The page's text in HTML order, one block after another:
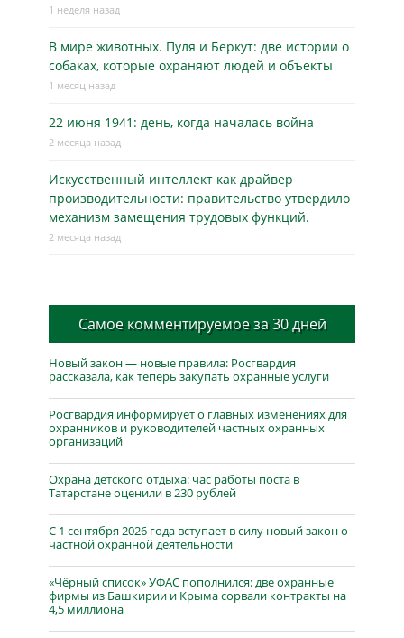
1 неделя назад
В мире животных. Пуля и Беркут: две истории о
собаках, которые охраняют людей и объекты
1 месяц назад
22 июня 1941: день, когда началась война
2 месяца назад
Искусственный интеллект как драйвер
производительности: правительство утвердило
механизм замещения трудовых функций.
2 месяца назад
Самое комментируемое за 30 дней
Новый закон — новые правила: Росгвардия
рассказала, как теперь закупать охранные услуги
Росгвардия информирует о главных изменениях для
охранников и руководителей частных охранных
организаций
Охрана детского отдыха: час работы поста в
Татарстане оценили в 230 рублей
С 1 сентября 2026 года вступает в силу новый закон о
частной охранной деятельности
«Чёрный список» УФАС пополнился: две охранные
фирмы из Башкирии и Крыма сорвали контракты на
4,5 миллиона